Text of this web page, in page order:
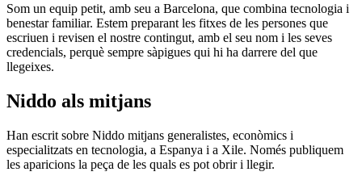
Som un equip petit, amb seu a Barcelona, que combina tecnologia i
benestar familiar. Estem preparant les fitxes de les persones que
escriuen i revisen el nostre contingut, amb el seu nom i les seves
credencials, perquè sempre sàpigues qui hi ha darrere del que
llegeixes.
Niddo als mitjans
Han escrit sobre Niddo mitjans generalistes, econòmics i
especialitzats en tecnologia, a Espanya i a Xile. Només publiquem
les aparicions la peça de les quals es pot obrir i llegir.